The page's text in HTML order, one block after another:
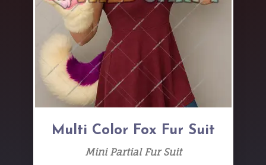
Multi Color Fox Fur Suit
Mini Partial Fur Suit